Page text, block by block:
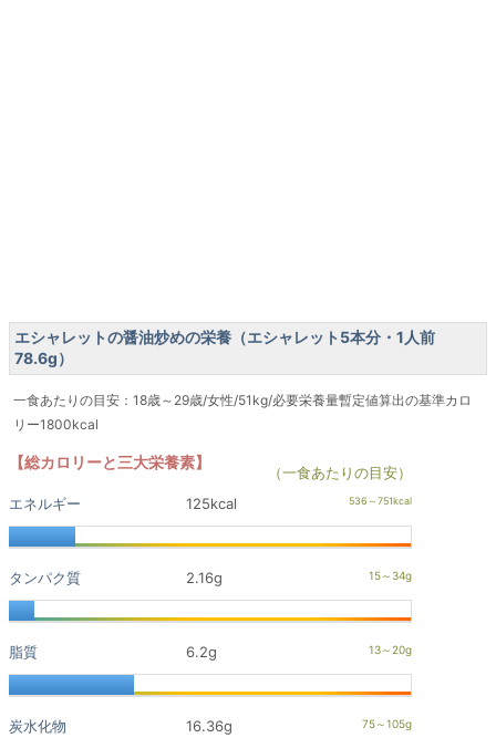
エシャレットの醤油炒めの栄養（エシャレット5本分・1人前
78.6g）
一食あたりの目安：18歳～29歳/女性/51kg/必要栄養量暫定値算出の基準カロ
リー1800kcal
【総カロリーと三大栄養素】
（一食あたりの目安）
エネルギー
125kcal
タンパク質 2.16g
脂質 6.2g
炭水化物 16.36g